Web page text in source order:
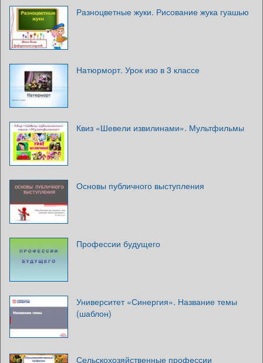
Разноцветные жуки. Рисование жука гуашью
Натюрморт. Урок изо в 3 классе
Квиз «Шевели извилинами». Мультфильмы
Основы публичного выступления
Профессии будущего
Университет «Синергия». Название темы
(шаблон)
Сельскохозяйственные профессии